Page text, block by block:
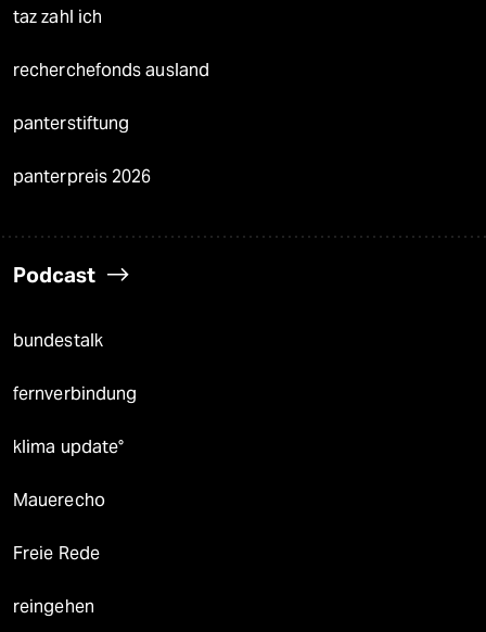
taz zahl ich
recherchefonds ausland
panterstiftung
panterpreis 2026
Podcast
bundestalk
fernverbindung
klima update°
Mauerecho
Freie Rede
reingehen